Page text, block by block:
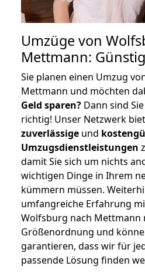
Umzüge von
Mettmann:
Sie planen einen Umzug
Mettmann und möchten
Geld sparen? Dann sind
richtig! Unser Netzwerk
zuverlässige und
Umzugsdienstleistungen
damit Sie sich um nichts
wichtigen Dinge in Ihrem
kümmern müssen.
umfangreiche Erfahrung
Wolfsburg nach Mettmann
Größenordnung und
garantieren, dass wir für
passende Lösung finden